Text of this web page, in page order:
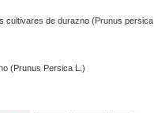
cultivares de durazno (Prunus persica
(Prunus Persica L.)